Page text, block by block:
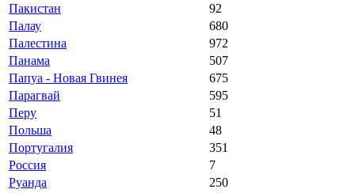
Пакистан
92
Палау
680
Палестина
972
Панама
507
Папуа - Новая Гвинея
675
Парагвай
595
Перу
51
Польша
48
Португалия
351
Россия
7
Руанда
250